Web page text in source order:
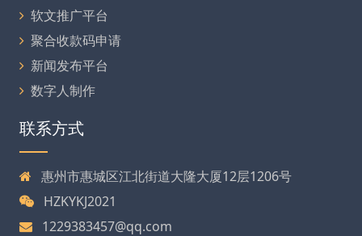
软文推广平台
聚合收款码申请
新闻发布平台
数字人制作
联系方式
惠州市惠城区江北街道大隆大厦12层1206号
HZKYKJ2021
1229383457@qq.com